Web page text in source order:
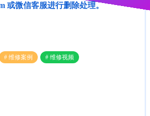
或微信客服进行删除处理。
# 维修案例 # 维修视频